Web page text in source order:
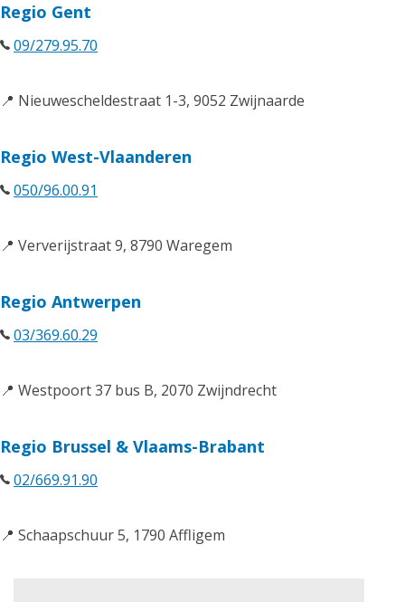
Regio Gent
09/279.95.70
📍 Nieuwescheldestraat 1-3, 9052 Zwijnaarde
Regio West-Vlaanderen
050/96.00.91
📍 Ververijstraat 9, 8790 Waregem
Regio Antwerpen
03/369.60.29
📍 Westpoort 37 bus B, 2070 Zwijndrecht
Regio Brussel & Vlaams-Brabant
02/669.91.90
📍 Schaapschuur 5, 1790 Affligem